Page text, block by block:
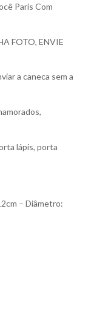
Paris Com
FOTO, ENVIE
a caneca sem a
lápis, porta
– Diâmetro: